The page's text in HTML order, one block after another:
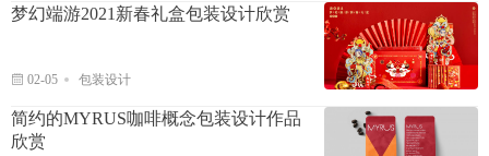
梦幻端游2021新春礼盒包装设计欣赏
02-05 包装设计
简约的MYRUS咖啡概念包装设计作品
欣赏